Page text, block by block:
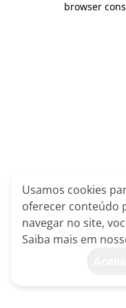
browser
Usamos cookies
oferecer conteúdo
navegar no site,
Saiba mais em